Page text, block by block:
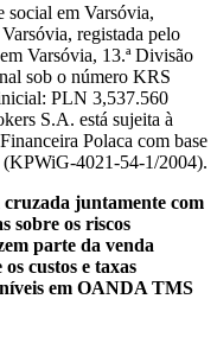
em Varsóvia,
registada pelo
Varsóvia, 13.ª Divisão
sob o número KRS
PLN 3,537.560
S.A. está sujeita à
Polaca com base
(KPWiG-4021-54-1/2004).
cruzada juntamente com
sobre os riscos
parte da venda
custos e taxas
em OANDA TMS